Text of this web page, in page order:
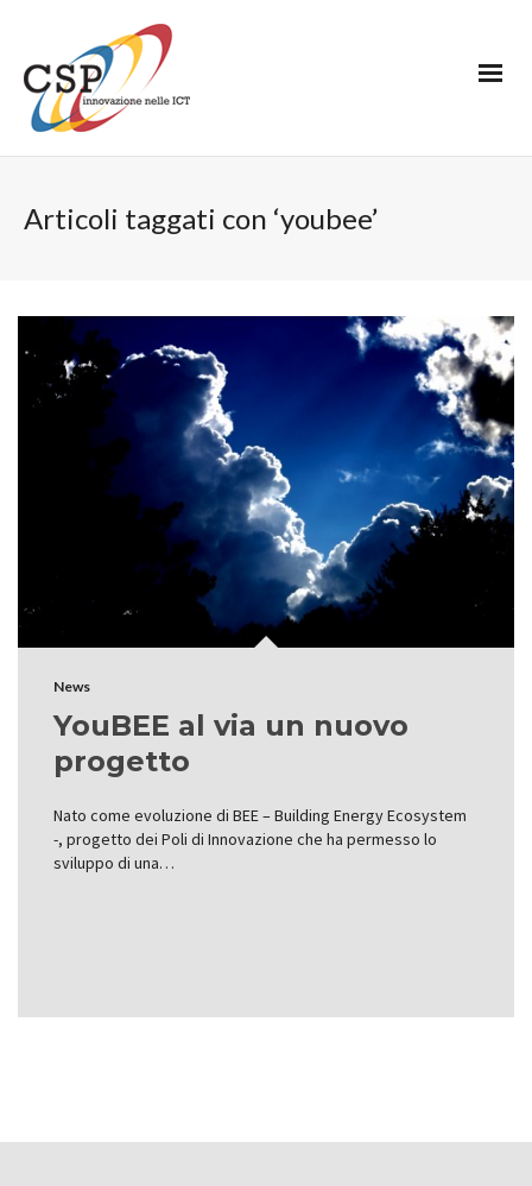
Articoli taggati con ‘youbee’
News
YouBEE al via un nuovo
progetto
Nato come evoluzione di BEE – Building Energy Ecosystem
-, progetto dei Poli di Innovazione che ha permesso lo
sviluppo di una…